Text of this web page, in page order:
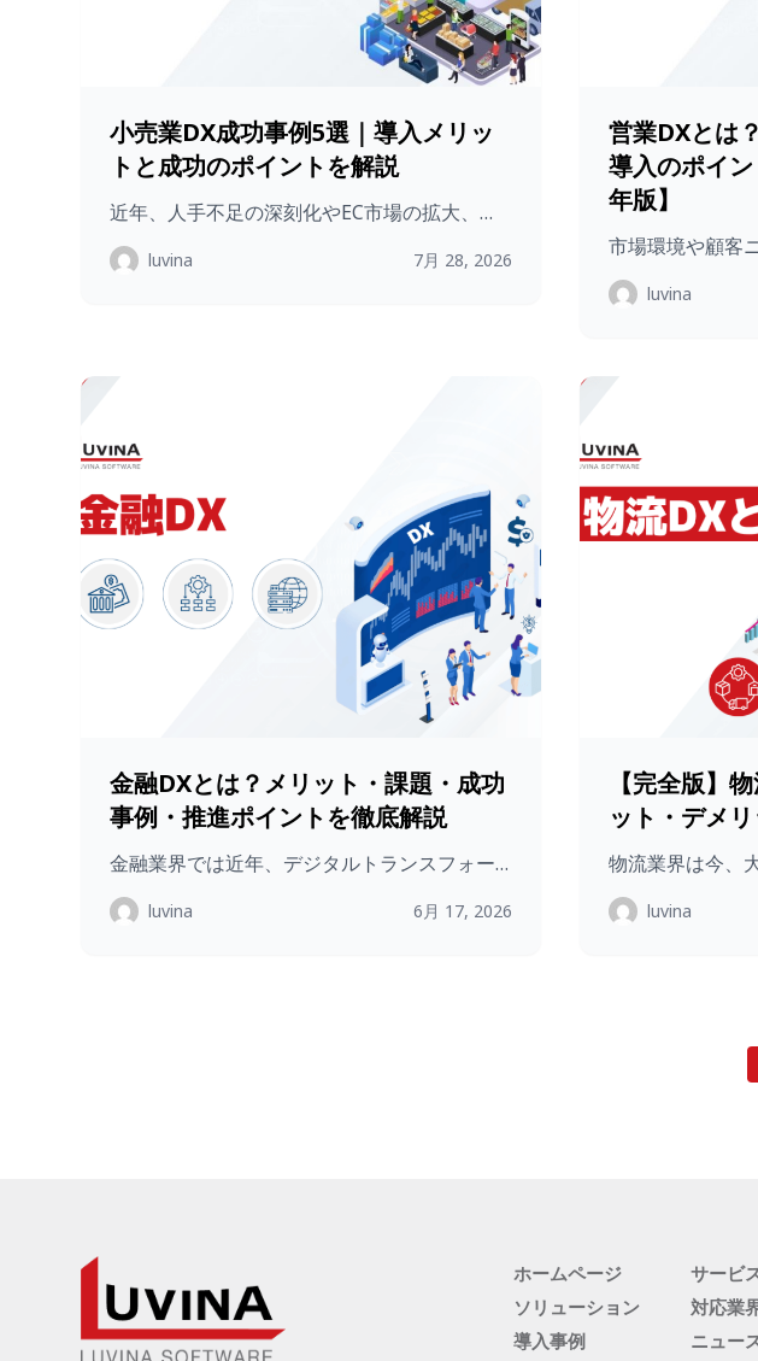
小売業DX成功事例5選｜導入メリッ
トと成功のポイントを解説
近年、人手不足の深刻化やEC市場の拡大、…
luvina 7月 28, 2026
営業DXとは
導入のポイ
年版】
市場環境や顧客
luvina
金融DXとは？メリット・課題・成功
事例・推進ポイントを徹底解説
金融業界では近年、デジタルトランスフォー…
luvina 6月 17, 2026
【完全版】
ット・デメ
物流業界は今、
luvina
り
ホームページ
サービ
ソリューション
対応業
導入事例
ニュー